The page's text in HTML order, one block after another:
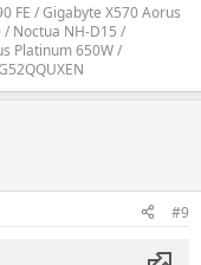
FE / Gigabyte X570 Aorus
/ Noctua NH-D15 /
Platinum 650W /
#9